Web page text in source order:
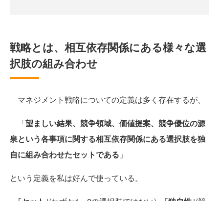
戦略とは、相互依存関係にある様々な選
択肢の組み合わせ
マネジメント戦略についての定義は多く存在するが、
「望ましい結果、競争領域、価値提案、競争優位の源
泉という各事項に関する相互依存関係にある選択肢を独
自に組み合わせたセットである 」
という定義を私は好んで使っている。